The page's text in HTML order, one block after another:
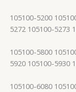
105100-5200
5272 105100-5273
105100-5800
5920 105100-5930
105100-6080